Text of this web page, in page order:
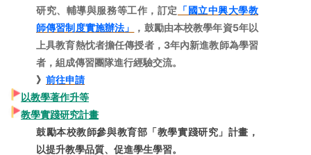
研究、輔導與服務等工作，訂定 「國立中興大學教
師傳習制度實施辦法」
，鼓勵由本校教學年資5年以
上具教育熱忱者擔任傳授者，3年內新進教師為學習
者，組成傳習團隊進行經驗交流。
》 前往申請
以教學著作升等
教學實踐研究計畫
鼓勵本校教師參與教育部「教學實踐研究」計畫，
以提升教學品質、促進學生學習。